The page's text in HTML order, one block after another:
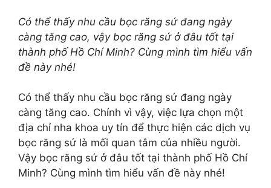
Có thể thấy nhu cầu bọc răng sứ đang ngày
càng tăng cao, vậy bọc răng sứ ở đâu tốt tại
thành phố Hồ Chí Minh? Cùng mình tìm hiểu vấn
đề này nhé!
Có thể thấy nhu cầu bọc răng sứ đang ngày
càng tăng cao. Chính vì vậy, việc lựa chọn một
địa chỉ nha khoa uy tín để thực hiện các dịch vụ
bọc răng sứ là mối quan tâm của nhiều người.
Vậy bọc răng sứ ở đâu tốt tại thành phố Hồ Chí
Minh? Cùng mình tìm hiểu vấn đề này nhé!